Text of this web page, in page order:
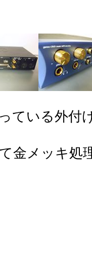
ている外付
金メッキ処